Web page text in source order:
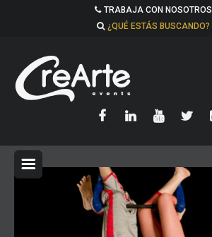
TRABAJA CON NOSOTROS
¿QUÉ ESTÁS BUSCANDO?